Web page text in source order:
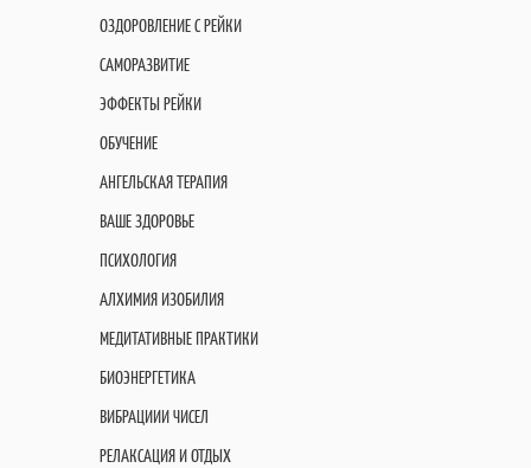
ОЗДОРОВЛЕНИЕ С РЕЙКИ
САМОРАЗВИТИЕ
ЭФФЕКТЫ РЕЙКИ
ОБУЧЕНИЕ
АНГЕЛЬСКАЯ ТЕРАПИЯ
ВАШЕ ЗДОРОВЬЕ
ПСИХОЛОГИЯ
АЛХИМИЯ ИЗОБИЛИЯ
МЕДИТАТИВНЫЕ ПРАКТИКИ
БИОЭНЕРГЕТИКА
ВИБРАЦИИИ ЧИСЕЛ
РЕЛАКСАЦИЯ И ОТДЫХ